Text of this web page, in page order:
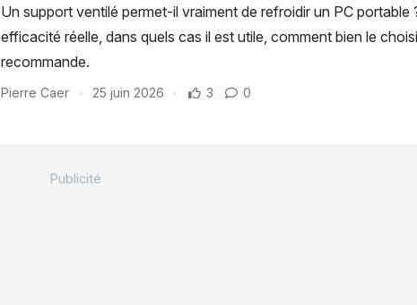
Un support ventilé permet-il vraiment de refroidir un PC
efficacité réelle, dans quels cas il est utile, comment bien le
recommande.
Pierre Caer 25 juin 2026 3 0